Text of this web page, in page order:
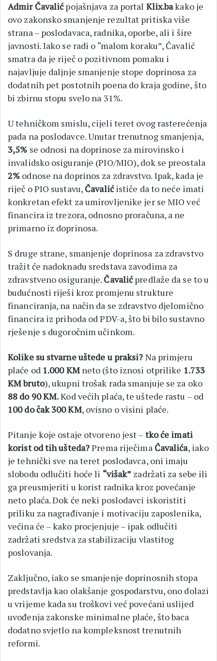
Admir Čavalićpojašnjava za portal Klix.bakako je
ovo zakonsko smanjenje rezultat pritiska više
strana – poslodavaca, radnika, oporbe, ali i šire
javnosti. Iako se radi o “malom koraku”, Čavalić
smatra da je riječ o pozitivnom pomaku i
najavljuje daljnje smanjenje stope doprinosa za
dodatnih pet postotnih poena do kraja godine, što
bi zbirnu stopu svelo na 31%.
U tehničkom smislu, cijeli teret ovog rasterećenja
pada na poslodavce. Unutar trenutnog smanjenja,
3,5% se odnosi na doprinose za mirovinsko i
invalidsko osiguranje (PIO/MIO), dok se preostala
2% odnose na doprinos za zdravstvo. Ipak, kada je
riječ o PIO sustavu, Čavalićističe da to neće imati
konkretan efekt za umirovljenike jer se MIO već
financira iz trezora, odnosno proračuna, a ne
primarno iz doprinosa.
S druge strane, smanjenje doprinosa za zdravstvo
tražit će nadoknadu sredstava zavodima za
zdravstveno osiguranje. Čavalićpredlaže da se to u
budućnosti riješi kroz promjenu strukture
financiranja, na način da se zdravstvo djelomično
financira iz prihoda od PDV-a, što bi bilo sustavno
rješenje s dugoročnim učinkom.
Kolike su stvarne uštede u praksi? Na primjeru
plaće od 1.000 KM neto (što iznosi otprilike 1.733
KM bruto), ukupni trošak rada smanjuje se za oko
88 do 90 KM.Kod većih plaća, te uštede rastu – od
100 do čak 300 KM, ovisno o visini plaće.
Pitanje koje ostaje otvoreno jest – tko će imati
korist od tih ušteda?Prema riječima Čavalića, iako
je tehnički sve na teret poslodavca, oni imaju
slobodu odlučiti hoće li “višak” zadržati za sebe ili
ga preusmjeriti u korist radnika kroz povećanje
neto plaća. Dok će neki poslodavci iskoristiti
priliku za nagrađivanje i motivaciju zaposlenika,
većina će – kako procjenjuje – ipak odlučiti
zadržati sredstva za stabilizaciju vlastitog
poslovanja.
Zaključno, iako se smanjenje doprinosnih stopa
predstavlja kao olakšanje gospodarstvu, ono dolazi
u vrijeme kada su troškovi već povećani uslijed
uvođenja zakonske minimalne plaće, što baca
dodatno svjetlo na kompleksnost trenutnih
reformi.